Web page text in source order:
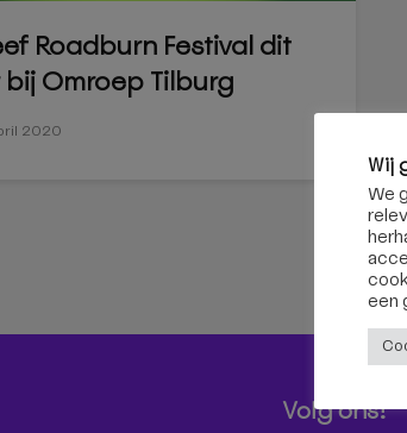
Roadburn Festival dit
Omroep Tilburg
2020
Volg ons!
Wij
We
een